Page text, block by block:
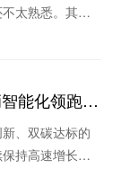
太熟悉。其实
能化领跑行
、双碳达标的
持高速增长。